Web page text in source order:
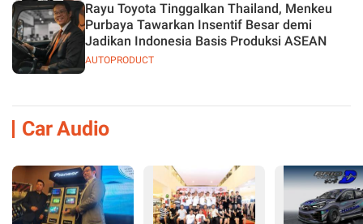
AUTOPRODUCT
Rayu Toyota Tinggalkan Thailand, Menkeu
Purbaya Tawarkan Insentif Besar demi
Jadikan Indonesia Basis Produksi ASEAN
Car Audio